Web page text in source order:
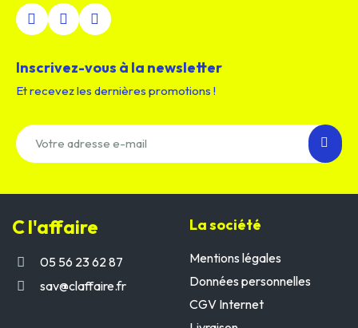
Inscrivez-vous à la newsletter
Et recevez les dernières promotions !
C l'affaire
05 56 23 62 87
sav@claffaire.fr
La société
Mentions légales
Données personnelles
CGV Internet